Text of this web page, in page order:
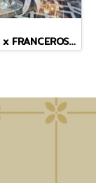
TANGERINE x FRANCEROSE COSMOS TINY MASTERPIECE VASE